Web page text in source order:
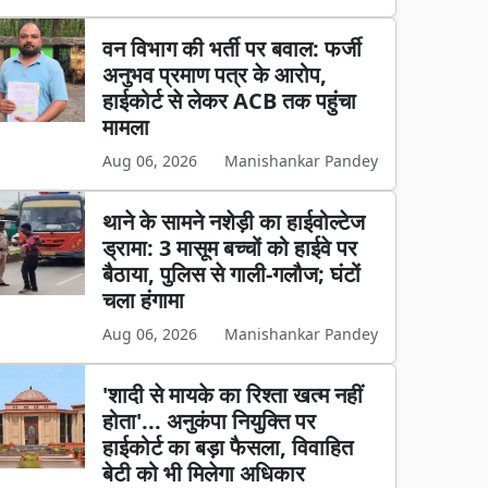
वन विभाग की भर्ती पर बवाल: फर्जी
अनुभव प्रमाण पत्र के आरोप,
हाईकोर्ट से लेकर ACB तक पहुंचा
मामला
Aug 06, 2026 Manishankar Pandey
थाने के सामने नशेड़ी का हाईवोल्टेज
ड्रामा: 3 मासूम बच्चों को हाईवे पर
बैठाया, पुलिस से गाली-गलौज; घंटों
चला हंगामा
Aug 06, 2026 Manishankar Pandey
'शादी से मायके का रिश्ता खत्म नहीं
होता'... अनुकंपा नियुक्ति पर
हाईकोर्ट का बड़ा फैसला, विवाहित
बेटी को भी मिलेगा अधिकार